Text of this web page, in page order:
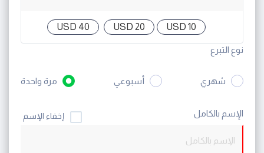
10 USD
20 USD
40 USD
نوع التبرع
شهري أسبوعي مرة واحدة
الإسم بالكامل إخفاء الإسم